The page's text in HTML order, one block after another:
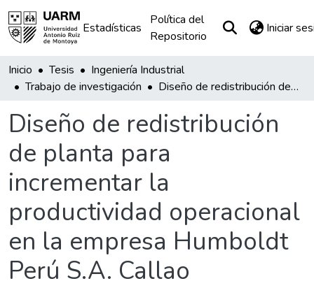
Estadísticas
Política del
Repositorio
Iniciar
Inicio Tesis
Ingeniería Industrial
Trabajo de investigación
Diseño de redistribución de planta para incrementar la productividad operacional en la empresa Humboldt Perú S.A. Callao
Diseño de redistribución
de planta para
incrementar la
productividad operacional
en la empresa Humboldt
Perú S.A. Callao